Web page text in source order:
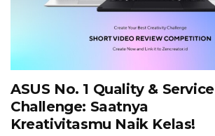
ASUS No. 1 Quality & Service
Challenge: Saatnya
Kreativitasmu Naik Kelas!